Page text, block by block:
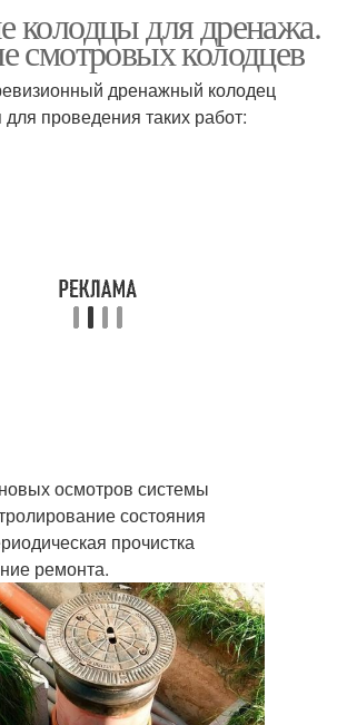
Дренажный колодец
колодцы для дренажа.
смотровых колодцев
дренажный колодец
для проведения таких работ:
осмотров системы
состояния
прочистка
ремонта.